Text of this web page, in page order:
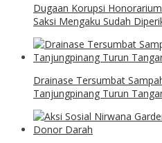
Dugaan Korupsi
Saksi Mengaku Sudah
Drainase Tersumbat
Tanjungpinang Turun